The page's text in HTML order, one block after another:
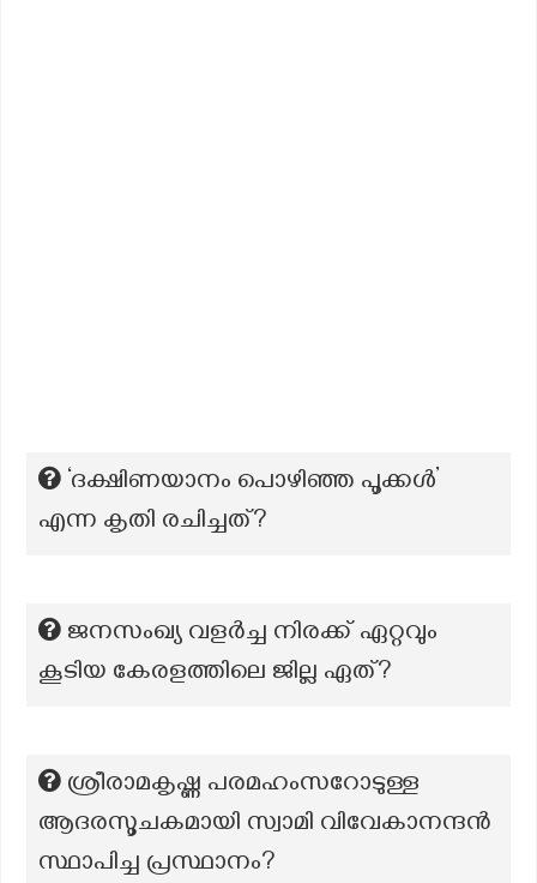
‘ദക്ഷിണയാനം പൊഴിഞ്ഞ പൂക്കൾ’
എന്ന കൃതി രചിച്ചത്?
ജനസംഖ്യ വളർച്ച നിരക്ക് ഏറ്റവും
കൂടിയ കേരളത്തിലെ ജില്ല ഏത്?
ശ്രീരാമകൃഷ്ണ പരമഹംസറോടുള്ള
ആദരസൂചകമായി സ്വാമി വിവേകാനന്ദൻ
സ്ഥാപിച്ച പ്രസ്ഥാനം?